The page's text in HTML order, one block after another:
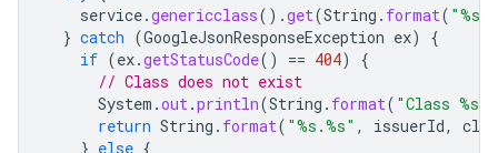
service.genericclass().get(String . format(
} catch (GoogleJsonResponseException ex)
{
if (ex.getStatusCode() == 404)
{
// Class does not exist
System .out.println(String . format( "Class
return String . format( "%s.%s" , issuerId,
} else {